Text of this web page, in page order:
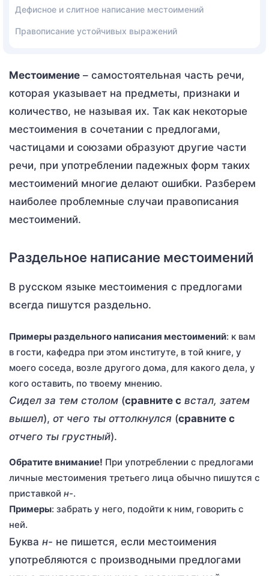
Дефисное и слитное написание местоимений
Правописание устойчивых выражений
Местоимение – самостоятельная часть речи,
которая указывает на предметы, признаки и
количество, не называя их. Так как некоторые
местоимения в сочетании с предлогами,
частицами и союзами образуют другие части
речи, при употреблении падежных форм таких
местоимений многие делают ошибки. Разберем
наиболее проблемные случаи правописания
местоимений.
Раздельное написание местоимений
В русском языке местоимения с предлогами
всегда пишутся раздельно.
Примеры раздельного написания местоимений: к вам
в гости, кафедра при этом институте, в той книге, у
моего соседа, возле другого дома, для какого дела, у
кого оставить, по твоему мнению.
Сидел за тем столом (сравните с встал, затем
вышел), от чего ты оттолкнулся (сравните с
отчего ты грустный).
Обратите внимание! При употреблении с предлогами
личные местоимения третьего лица обычно пишутся с
приставкой н-.
Примеры: забрать у него, подойти к ним, говорить с
ней.
Буква н- не пишется, если местоимения
употребляются с производными предлогами